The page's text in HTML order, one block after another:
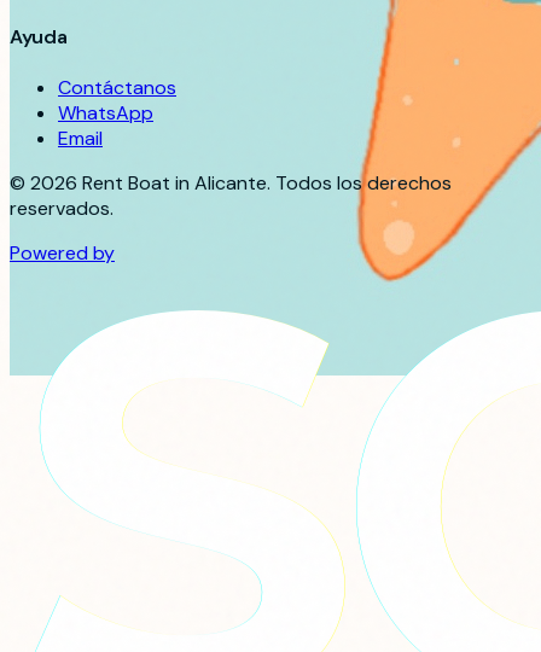
Ayuda
Contáctanos
WhatsApp
Email
© 2026 Rent Boat in Alicante. Todos los derechos
reservados.
Powered by